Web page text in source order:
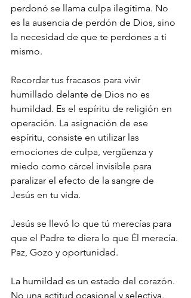
perdonó se llama culpa ilegítima. No
es la ausencia de perdón de Dios, sino
la necesidad de que te perdones a ti
mismo.
Recordar tus fracasos para vivir
humillado delante de Dios no es
humildad. Es el espíritu de religión en
operación. La asignación de ese
espíritu, consiste en utilizar las
emociones de culpa, vergüenza y
miedo como cárcel invisible para
paralizar el efecto de la sangre de
Jesús en tu vida.
Jesús se llevó lo que tú merecías para
que el Padre te diera lo que Él merecía.
Paz, Gozo y oportunidad.
La humildad es un estado del corazón.
No una actitud ocasional y selectiva.